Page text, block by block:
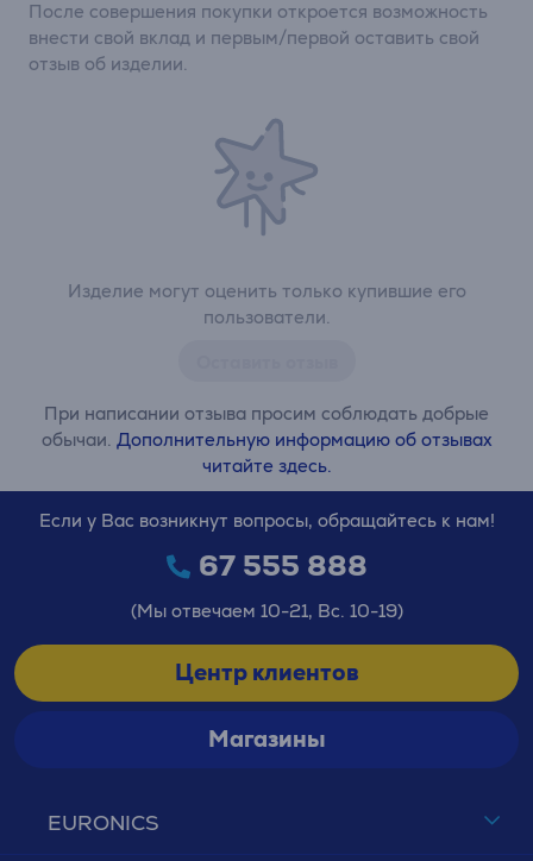
Изделие могут оценить только купившие его
пользователи.
При написании отзыва просим соблюдать добрые
обычаи. Дополнительную информацию об отзывах
читайте здесь.
После совершения покупки откроется возможность
внести свой вклад и первым/первой оставить свой
отзыв об изделии.
EURONICS
Если у Вас возникнут вопросы, обращайтесь к нам!
67 555 888
(Мы отвечаем 10-21, Вс. 10-19)
Центр клиентов
Магазины